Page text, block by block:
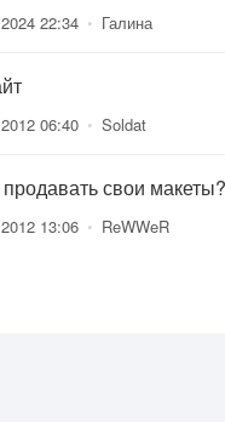
22:34 • Галина
06:40 • Soldat
свои макеты?
13:06 • ReWWeR